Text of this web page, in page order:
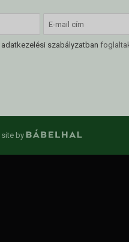
adatkezelési szabályzatban
site by